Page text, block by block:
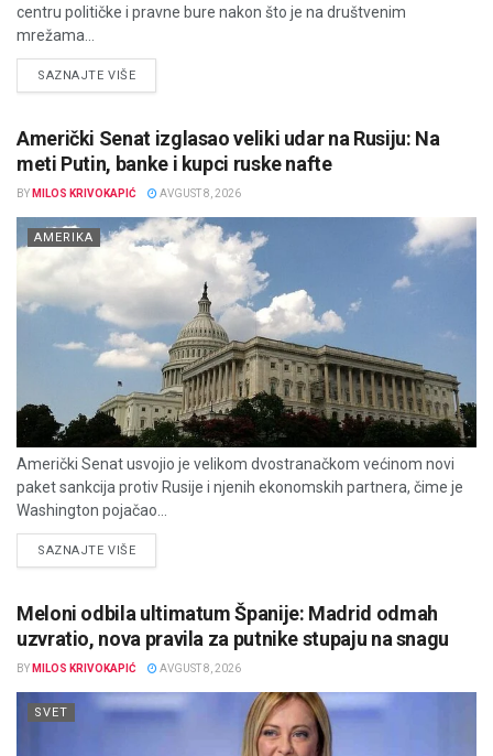
centru političke i pravne bure nakon što je na društvenim
mrežama...
SAZNAJTE VIŠEDETAILS
Američki Senat izglasao veliki udar na Rusiju: Na
meti Putin, banke i kupci ruske nafte
BY MILOS KRIVOKAPIĆ AVGUST 8, 2026
AMERIKA
Američki Senat usvojio je velikom dvostranačkom većinom novi
paket sankcija protiv Rusije i njenih ekonomskih partnera, čime je
Washington pojačao...
SAZNAJTE VIŠEDETAILS
Meloni odbila ultimatum Španije: Madrid odmah
uzvratio, nova pravila za putnike stupaju na snagu
BY MILOS KRIVOKAPIĆ AVGUST 8, 2026
SVET